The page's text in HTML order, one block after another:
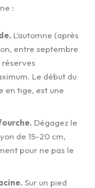
:
L’automne (après
entre septembre
Le début du
en tige, est une
Dégagez le
de 15-20 cm,
pour ne pas le
Sur un pied